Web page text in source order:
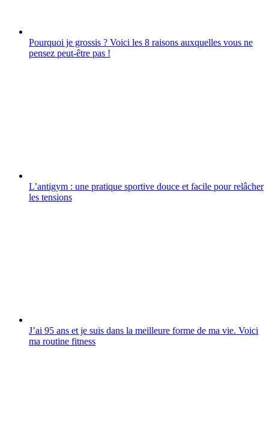
Pourquoi je grossis ? Voici les 8 raisons auxquelles vous ne
pensez peut-être pas !
L’antigym : une pratique sportive douce et facile pour relâcher
les tensions
J’ai 95 ans et je suis dans la meilleure forme de ma vie. Voici
ma routine fitness